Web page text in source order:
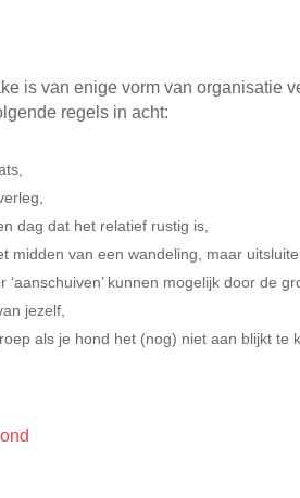
is van enige vorm van organisatie
regels in acht:
dag dat het relatief rustig is,
midden van een wandeling, maar
kunnen mogelijk door de
jezelf,
als je hond het (nog) niet aan blijkt te